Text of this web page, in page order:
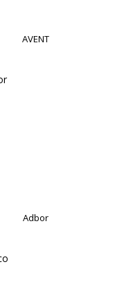
AVENT
Adbor